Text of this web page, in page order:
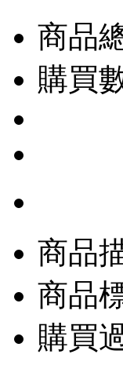
商品
購買
商品
商品
購買